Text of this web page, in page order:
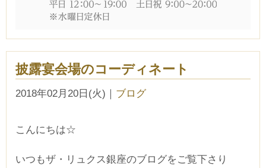
披露宴会場のコーディネート
2018年02月20日(火) ｜ ブログ
こんにちは☆
いつもザ・リュクス銀座のブログをご覧下さり